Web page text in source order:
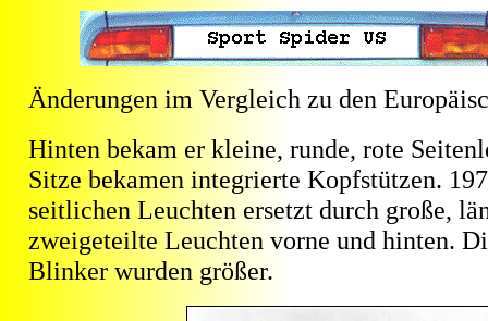
Änderungen im Vergleich zu den
Hinten bekam er kleine, runde, rote
Sitze bekamen integrierte Kopfstützen.
seitlichen Leuchten ersetzt durch große,
zweigeteilte Leuchten vorne und hinten.
Blinker wurden größer.